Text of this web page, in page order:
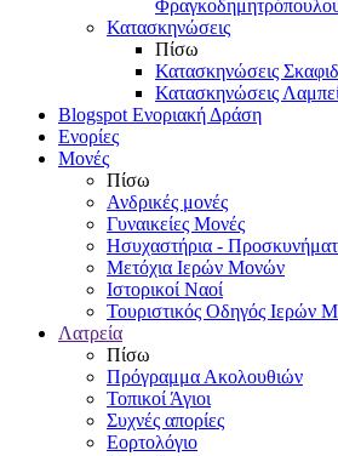
Κατασκηνώσεις
Πίσω
Κατασκηνώσεις
Κατασκηνώσεις
Blogspot Ενοριακή Δράση
Ενορίες
Μονές
Πίσω
Ανδρικές μονές
Γυναικείες Μονές
Ησυχαστήρια -
Μετόχια Ιερών Μονών
Ιστορικοί Ναοί
Τουριστικός Οδηγός Ιερών
Λατρεία
Πίσω
Πρόγραμμα Ακολουθιών
Τοπικοί Άγιοι
Συχνές απορίες
Εορτολόγιο